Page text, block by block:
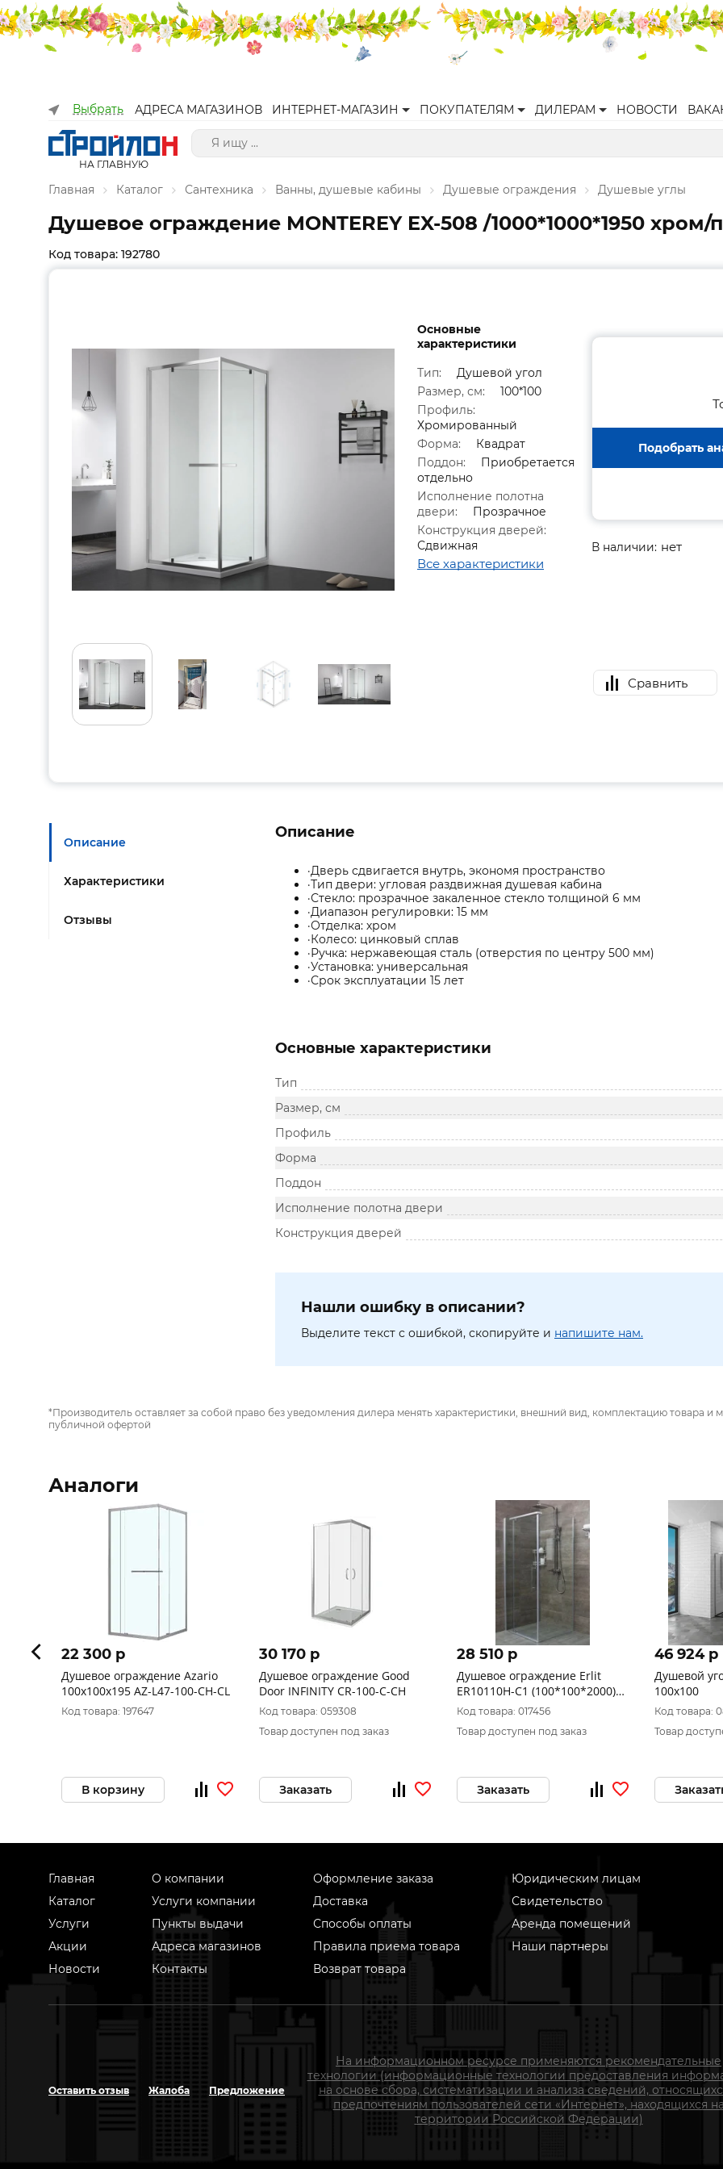
Выбрать АДРЕСА МАГАЗИНОВ ИНТЕРНЕТ-МАГАЗИН ПОКУПАТЕЛЯМ ДИЛЕРАМ НОВОСТИ
НА ГЛАВНУЮ
Главная Каталог Сантехника Ванны, душевые кабины Душевые ограждения Душевые углы
Душевое ограждение MONTEREY EX-508 /1000*1000*1950
Код товара: 192780
Основные
характеристики
Тип:
Душевой угол
Размер, см:
100*100
Профиль:
Хромированный
Форма:
Квадрат
Поддон:
Приобретается
отдельно
Исполнение полотна
двери:
Прозрачное
Конструкция дверей:
Сдвижная
Все характеристики
Подобрать
В наличии: нет
Сравнить
Описание
Характеристики
Отзывы
Описание
·Дверь сдвигается внутрь, экономя пространство
·Тип двери: угловая раздвижная душевая кабина
·Стекло: прозрачное закаленное стекло толщиной 6 мм
·Диапазон регулировки: 15 мм
·Отделка: хром
·Колесо: цинковый сплав
·Ручка: нержавеющая сталь (отверстия по центру 500 мм)
·Установка: универсальная
·Срок эксплуатации 15 лет
Основные характеристики
Тип
Размер, см
Профиль
Форма
Поддон
Исполнение полотна двери
Конструкция дверей
Нашли ошибку в описании?
Выделите текст с ошибкой, скопируйте и напишите нам.
*Производитель оставляет за собой право без уведомления дилера менять характеристики, внешний вид, комплектацию товара и
публичной офертой
Аналоги
22 300 p
Душевое ограждение Azario
100х100х195 AZ-L47-100-CH-CL
Код товара: 197647
В корзину
30 170 p
Душевое ограждение Good
Door INFINITY CR-100-C-CH
Код товара: 059308
Товар доступен под заказ
Заказать
28 510 p
Душевое ограждение Erlit
ER10110Н-C1 (100*100*2000)
прямоугольное
Код товара: 017456
Товар доступен под заказ
Заказать
46 924 p
Душевой
100х100
Код товара:
Товар
Главная
Каталог
Услуги
Акции
Новости
О компании
Услуги компании
Пункты выдачи
Адреса магазинов
Контакты
Оформление заказа
Доставка
Способы оплаты
Правила приема товара
Возврат товара
Юридическим лицам
Свидетельство
Аренда помещений
Наши партнеры
Оставить отзыв Жалоба Предложение
На информационном ресурсе применяются рекомендательные
технологии (информационные технологии предоставления
на основе сбора, систематизации и анализа сведений,
предпочтениям пользователей сети «Интернет», находящихся на
территории Российской Федерации)